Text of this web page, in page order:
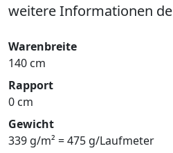
weitere Informationen
Warenbreite
140 cm
Rapport
0 cm
Gewicht
339 g/m² = 475 g/Laufmeter